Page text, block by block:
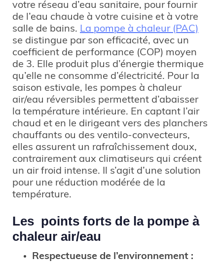
votre réseau d’eau sanitaire, pour fournir
de l’eau chaude à votre cuisine et à votre
salle de bains. La pompe à chaleur (PAC)
se distingue par son efficacité, avec un
coefficient de performance (COP) moyen
de 3. Elle produit plus d’énergie thermique
qu’elle ne consomme d’électricité. Pour la
saison estivale, les pompes à chaleur
air/eau réversibles permettent d’abaisser
la température intérieure. En captant l’air
chaud et en le dirigeant vers des planchers
chauffants ou des ventilo-convecteurs,
elles assurent un rafraîchissement doux,
contrairement aux climatiseurs qui créent
un air froid intense. Il s’agit d’une solution
pour une réduction modérée de la
température.
Les points forts de la pompe à
chaleur air/eau
Respectueuse de l’environnement :